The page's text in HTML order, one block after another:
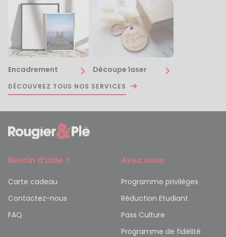
Encadrement Découpe laser
DÉCOUVREZ TOUS NOS SERVICES
Besoin d’aide ?
Carte cadeau
Contactez-nous
FAQ
Avec vous
Programme privilèges
Réduction Etudiant
Pass Culture
Programme de fidélité